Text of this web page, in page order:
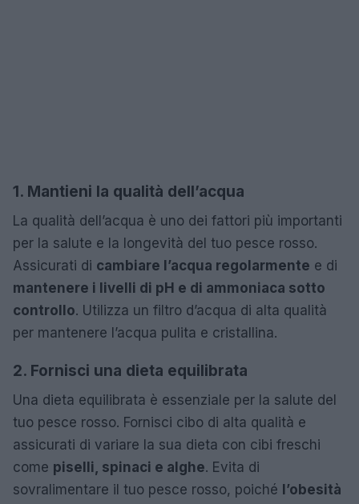
1. Mantieni la qualità dell’acqua
La qualità dell’acqua è uno dei fattori più importanti
per la salute e la longevità del tuo pesce rosso.
Assicurati di cambiare l’acqua regolarmente e di
mantenere i livelli di pH e di ammoniaca sotto
controllo. Utilizza un filtro d’acqua di alta qualità
per mantenere l’acqua pulita e cristallina.
2. Fornisci una dieta equilibrata
Una dieta equilibrata è essenziale per la salute del
tuo pesce rosso. Fornisci cibo di alta qualità e
assicurati di variare la sua dieta con cibi freschi
come piselli, spinaci e alghe. Evita di
sovralimentare il tuo pesce rosso, poiché l’obesità